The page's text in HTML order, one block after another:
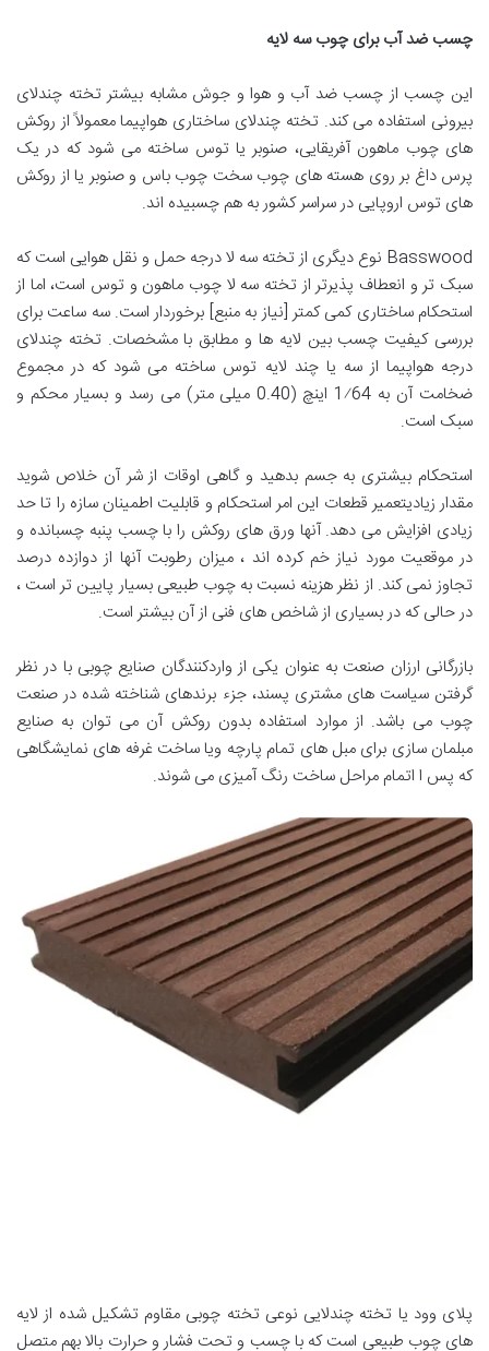
چسب ضد آب برای چوب سه لایه
این چسب از چسب ضد آب و هوا و جوش مشابه بیشتر تخته چندلای
بیرونی استفاده می کند. تخته چندلای ساختاری هواپیما معمولاً از روکش
های چوب ماهون آفریقایی، صنوبر یا توس ساخته می شود که در یک
پرس داغ بر روی هسته های چوب سخت چوب باس و صنوبر یا از روکش
های توس اروپایی در سراسر کشور به هم چسبیده اند.
Basswood نوع دیگری از تخته سه لا درجه حمل و نقل هوایی است که
سبک تر و انعطاف پذیرتر از تخته سه لا چوب ماهون و توس است، اما از
استحکام ساختاری کمی کمتر [نیاز به منبع] برخوردار است. سه ساعت برای
بررسی کیفیت چسب بین لایه ها و مطابق با مشخصات. تخته چندلای
درجه هواپیما از سه یا چند لایه توس ساخته می شود که در مجموع
ضخامت آن به 1⁄64 اینچ (0.40 میلی متر) می رسد و بسیار محکم و
سبک است.
استحکام بیشتری به جسم بدهید و گاهی اوقات از شر آن خلاص شوید
مقدار زیادیتعمیر قطعات این امر استحکام و قابلیت اطمینان سازه را تا حد
زیادی افزایش می دهد. آنها ورق های روکش را با چسب پنبه چسبانده و
در موقعیت مورد نیاز خم کرده اند ، میزان رطوبت آنها از دوازده درصد
تجاوز نمی کند. از نظر هزینه نسبت به چوب طبیعی بسیار پایین تر است ،
در حالی که در بسیاری از شاخص های فنی از آن بیشتر است.
بازرگانی ارزان صنعت به عنوان یکی از واردکنندگان صنایع چوبی با در نظر
گرفتن سیاست های مشتری پسند، جزء برندهای شناخته شده در صنعت
چوب می باشد. از موارد استفاده بدون روکش آن می توان به صنایع
مبلمان سازی برای مبل های تمام پارچه ویا ساخت غرفه های نمایشگاهی
که پس ا اتمام مراحل ساخت رنگ آمیزی می شوند.
پلای وود یا تخته چندلایی نوعی تخته چوبی مقاوم تشکیل شده از لایه
های چوب طبیعی است که با چسب و تحت فشار و حرارت بالا بهم متصل